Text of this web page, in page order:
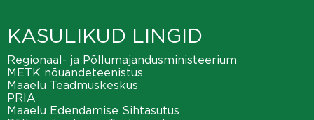
KASULIKUD LINGID
Regionaal- ja Põllumajandusministeerium
METK nõuandeteenistus
Maaelu Teadmuskeskus
PRIA
Maaelu Edendamise Sihtasutus